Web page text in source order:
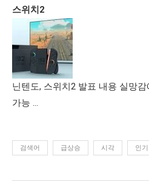
스위치2
닌텐도, 스위치2 발표 내용 실망
가능 …
검색어 급상승 시각 인기